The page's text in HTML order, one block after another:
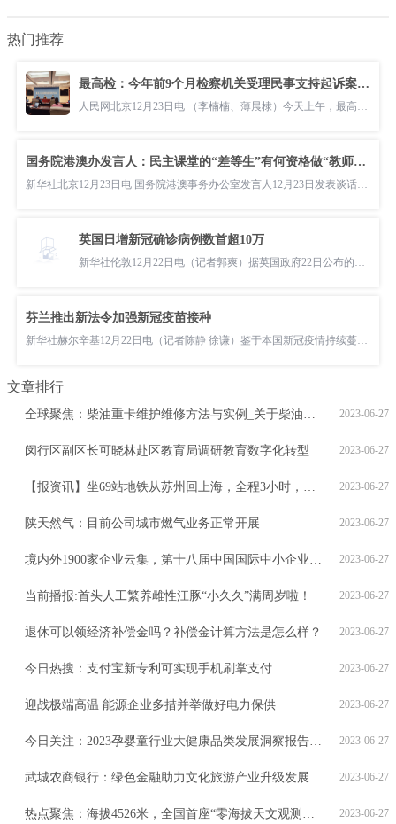
热门推荐
最高检：今年前9个月检察机关受理民事支持起诉案超4万件
人民网北京12月23日电 （李楠楠、薄晨棣）今天上午，最高人民检察院举行“能动履行民事支持起诉职能 依法保障特
国务院港澳办发言人：民主课堂的“差等生”有何资格做“教师爷”
新华社北京12月23日电 国务院港澳事务办公室发言人12月23日发表谈话表示，美国等少数西方国家自身民主搞得一塌糊
英国日增新冠确诊病例数首超10万
新华社伦敦12月22日电（记者郭爽）据英国政府22日公布的数据，该国当天新增新冠确诊病例106122例，是疫情暴发以来
芬兰推出新法令加强新冠疫苗接种
新华社赫尔辛基12月22日电（记者陈静 徐谦）鉴于本国新冠疫情持续蔓延，芬兰政府22日宣布加强疫苗接种的系列举措
文章排行
2023-06-27
全球聚焦：柴油重卡维护维修方法与实例_关于柴油重卡维护维修方法与实例概略
2023-06-27
闵行区副区长可晓林赴区教育局调研教育数字化转型
2023-06-27
【报资讯】坐69站地铁从苏州回上海，全程3小时，值不值？
2023-06-27
陕天然气：目前公司城市燃气业务正常开展
2023-06-27
境内外1900家企业云集，第十八届中国国际中小企业博览会今在广州开幕 快资讯
2023-06-27
当前播报:首头人工繁养雌性江豚“小久久”满周岁啦！
2023-06-27
退休可以领经济补偿金吗？补偿金计算方法是怎么样？
2023-06-27
今日热搜：支付宝新专利可实现手机刷掌支付
2023-06-27
迎战极端高温 能源企业多措并举做好电力保供
2023-06-27
今日关注：2023孕婴童行业大健康品类发展洞察报告在沪发布
2023-06-27
武城农商银行：绿色金融助力文化旅游产业升级发展
2023-06-27
热点聚焦：海拔4526米，全国首座“零海拔天文观测站”交付